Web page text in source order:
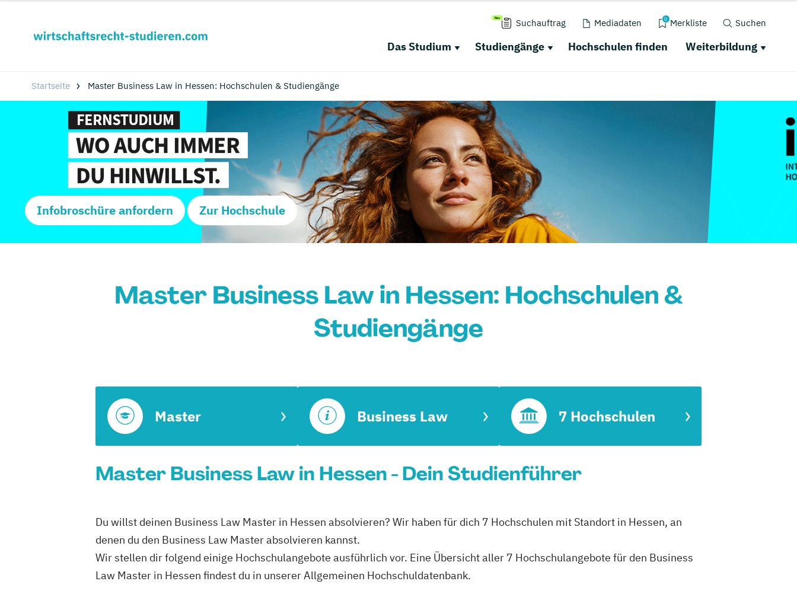
Suchauftrag Mediadaten 0 Merkliste Suchen
Das Studium Studiengänge Hochschulen finden Weiterbildung
Startseite Master Business Law in Hessen: Hochschulen & Studiengänge
Infobroschüre anfordern Zur Hochschule
Master Business Law in Hessen: Hochschulen &
Studiengänge
Master Business Law 7 Hochschulen
Master Business Law in Hessen - Dein Studienführer
Du willst deinen Business Law Master in Hessen absolvieren? Wir haben für dich 7 Hochschulen mit Standort in Hessen, an
denen du den Business Law Master absolvieren kannst.
Wir stellen dir folgend einige Hochschulangebote ausführlich vor. Eine Übersicht aller 7 Hochschulangebote für den Business
Law Master in Hessen findest du in unserer Allgemeinen Hochschuldatenbank.